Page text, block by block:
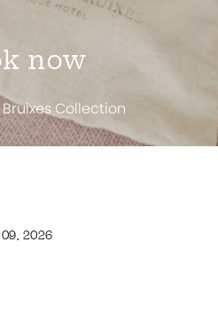
now
Collection